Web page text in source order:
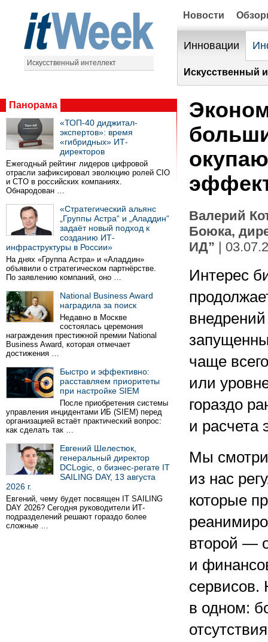
Искусственный интеллект
Новости
Инновации
Искусственный
Панорама
«ТОП-40 диджитал-
экспертов»: время
«гибридных» ИТ-
директоров
Ежегодный рейтинг лидеров цифровой
отрасли зафиксировал эволюцию ролей CIO
и CTO в российских компаниях.
Обнародован …
«Стратегический альянс
„Группы Астра“ и „Аладдин“
задаёт новый подход к
созданию ИТ-
инфраструктуры в России»
На днях «Группа Астра» и «Аладдин»
объявили о стратегическом партнёрстве.
По заявлению компаний, оно …
National Business Award
наградила за поиск
Недавно в Москве
состоялась церемония
награждения престижной премии National
Business Award, которая отмечает
достижения …
Быстро и эффективно:
расставляем приоритеты
при настройке SIEM
После приобретения системы
управления инцидентами ИБ (SIEM) перед
организацией встаёт практический вопрос:
как сделать так …
Евгений Шелестюк,
генеральный директор
DCLogic, о бизнес-регате IT
SAILING DAY, 13 августа
2026 г.
Евгений, чему будет посвящен IT SAILING
DAY 2026? Сегодня руководители ИТ-
подразделений решают гораздо более
сложные …
Валерий
Боюка,
ИД” |
Интерес
чаще
или
гораздо
и расчета
Мы
из нас
которые
второй —
и
сервисов.
в одном: